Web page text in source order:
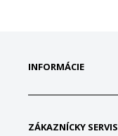
INFORMÁCIE
ZÁKAZNÍCKY SERVIS